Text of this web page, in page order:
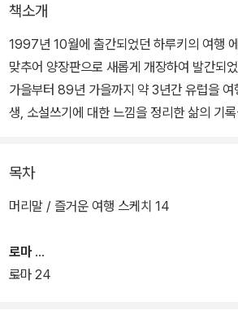
책소개
1997년 10월에 출간되었던 하루키의 여행
맞추어 양장판으로 새롭게 개장하여 발간되
가을부터 89년 가을까지 약 3년간 유럽을 여
생, 소설쓰기에 대한 느낌을 정리한 삶의 기
시대>와 <댄스 댄스 댄스>를 완성했다. 마흔
수 없을지 모른다는 초조와 강박을 여행으로
체로 상세하게 기록한다.
목차
머리말 / 즐거운 여행 스케치 14
로마
로마 24